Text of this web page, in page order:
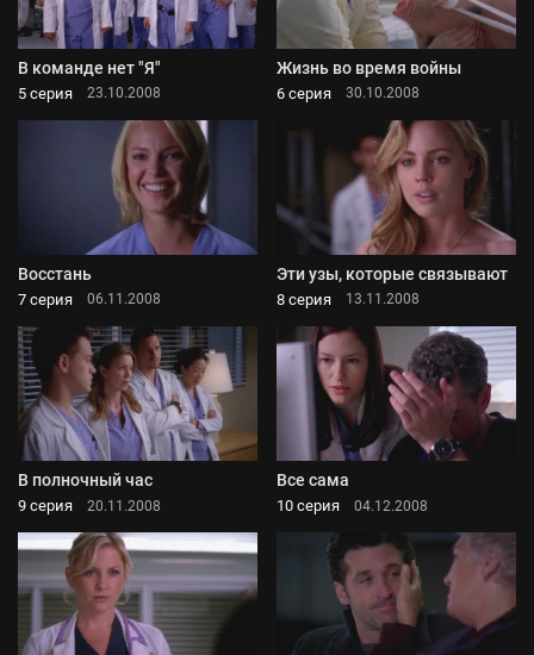
В команде нет "Я"
5 серия 23.10.2008
Жизнь во время войны
6 серия 30.10.2008
Восстань
7 серия 06.11.2008
Эти узы, которые связывают
8 серия 13.11.2008
В полночный час
9 серия 20.11.2008
Все сама
10 серия 04.12.2008